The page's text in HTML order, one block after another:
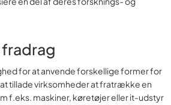
for at anvende forskellige former for
tillade virksomheder at fratrække en
f.eks. maskiner, køretøjer eller it-udstyr